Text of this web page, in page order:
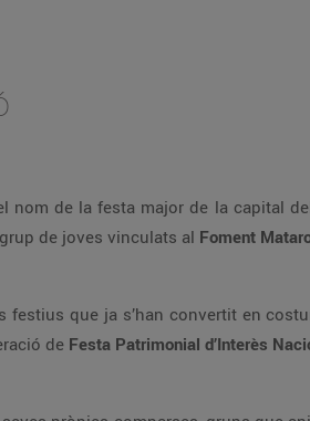
nom de la festa major de la capital
de joves vinculats al Foment
festius que ja s’han convertit en
de Festa Patrimonial d’Interès